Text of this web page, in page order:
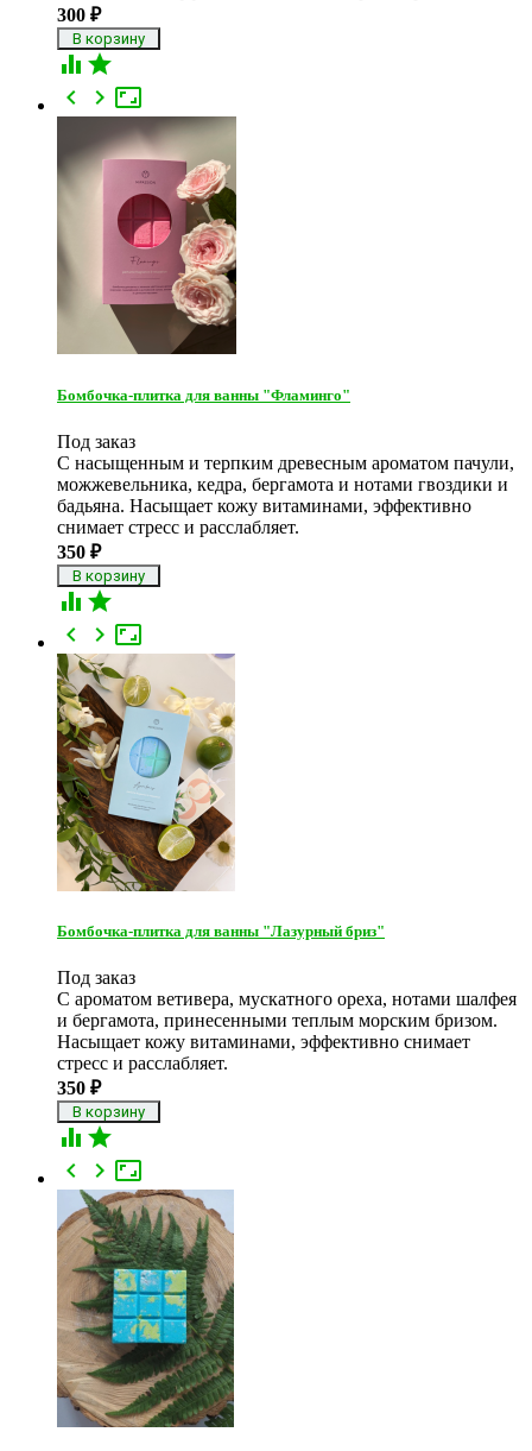
300 ₽
 

 
Бомбочка-плитка для ванны "Фламинго"
Под заказ
С насыщенным и терпким древесным ароматом пачули,
можжевельника, кедра, бергамота и нотами гвоздики и
бадьяна.​ Насыщает кожу витаминами, эффективно
снимает стресс и расслабляет.
350 ₽
 

 
Бомбочка-плитка для ванны "Лазурный бриз"
Под заказ
С ароматом ветивера, мускатного ореха, нотами шалфея
и бергамота, принесенными теплым морским бризом.
Насыщает кожу витаминами, эффективно снимает
стресс и расслабляет.
350 ₽
 

 